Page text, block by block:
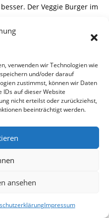
verwenden wir Technologien wie
und/oder darauf
zustimmst, können wir Daten
auf dieser Website
nicht erteilst oder zurückziehst,
beeinträchtigt werden.
ansehen
Impressum
Der Veggie Burger im